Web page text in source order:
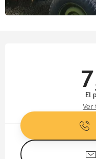
El
Ver